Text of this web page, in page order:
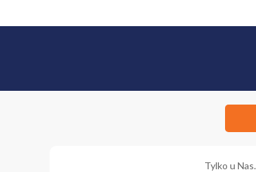
Tylko u Nas.